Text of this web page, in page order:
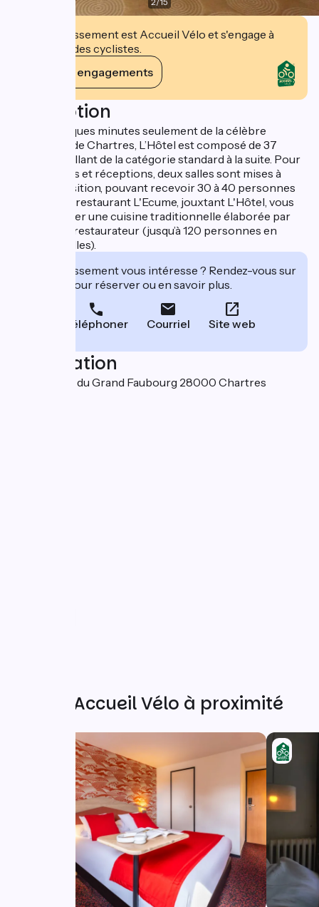
Cet établissement est Accueil Vélo et s'engage à
accueillir des cyclistes.
Voir ses engagements
Description
Situé à quelques minutes seulement de la célèbre
Cathédrale de Chartres, L’Hôtel est composé de 37
chambres, allant de la catégorie standard à la suite. Pour
vos réunions et réceptions, deux salles sont mises à
votre disposition, pouvant recevoir 30 à 40 personnes
chacune. Le restaurant L'Ecume, jouxtant L'Hôtel, vous
fera apprécier une cuisine traditionnelle élaborée par
son maître-restaurateur (jusqu’à 120 personnes en
plusieurs salles).
Cet établissement vous intéresse ? Rendez-vous sur
leur site pour réserver ou en savoir plus.
Téléphoner Courriel Site web
Localisation
JMCJ 28 rue du Grand Faubourg 28000 Chartres
Autres Accueil Vélo à proximité